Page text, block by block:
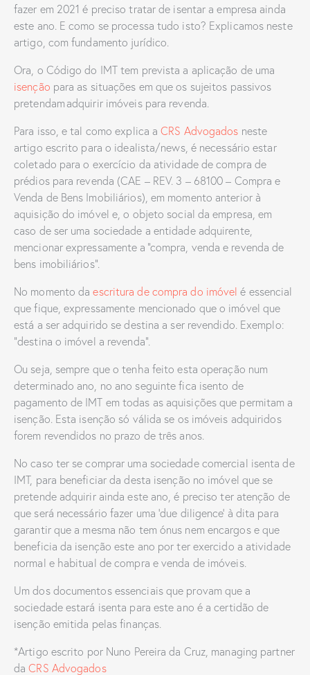
fazer em 2021 é preciso tratar de isentar a empresa ainda
este ano. E como se processa tudo isto? Explicamos neste
artigo, com fundamento jurídico.
Ora, o Código do IMT tem prevista a aplicação de uma
isenção para as situações em que os sujeitos passivos
pretendam adquirir imóveis para revenda.
Para isso, e tal como explica aCRS Advogados neste
artigo escrito para o idealista/news, é necessário estar
coletado para o exercício da atividade de compra de
prédios para revenda (CAE – REV. 3 – 68100 – Compra e
Venda de Bens Imobiliários), em momento anterior à
aquisição do imóvel e, o objeto social da empresa, em
caso de ser uma sociedade a entidade adquirente,
mencionar expressamente a “compra, venda e revenda de
bens imobiliários”.
No momento daescritura de compra do imóvel é essencial
que fique, expressamente mencionado que o imóvel que
está a ser adquirido se destina a ser revendido. Exemplo:
“destina o imóvel a revenda”.
Ou seja, sempre que o tenha feito esta operação num
determinado ano, no ano seguinte fica isento de
pagamento de IMT em todas as aquisições que permitam a
isenção. Esta isenção só válida se os imóveis adquiridos
forem revendidos no prazo de três anos.
No caso ter se comprar uma sociedade comercial isenta de
IMT, para beneficiar da desta isenção no imóvel que se
pretende adquirir ainda este ano, é preciso ter atenção de
que será necessário fazer uma ‘due diligence’ à dita para
garantir que a mesma não tem ónus nem encargos e que
beneficia da isenção este ano por ter exercido a atividade
normal e habitual de compra e venda de imóveis.
Um dos documentos essenciais que provam que a
sociedade estará isenta para este ano é a certidão de
isenção emitida pelas finanças.
*Artigo escrito por Nuno Pereira da Cruz, managing partner
daCRS Advogados